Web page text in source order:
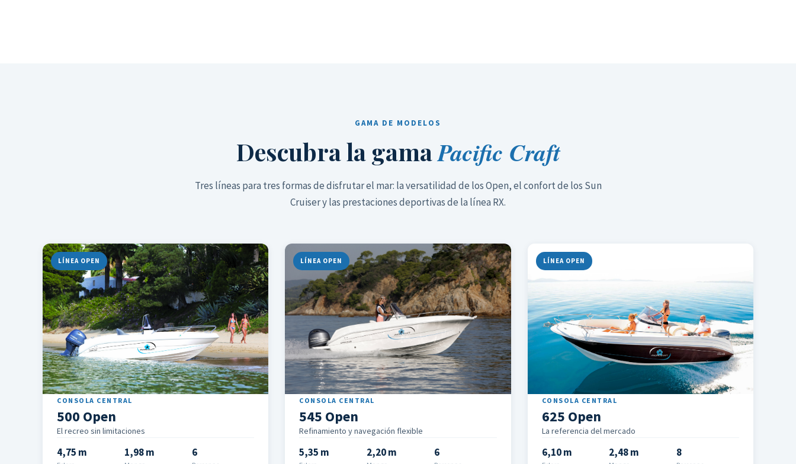
GAMA DE MODELOS
Descubra la gamaPacific Craft
Tres líneas para tres formas de disfrutar el mar: la versatilidad de los Open, el confort de los Sun
Cruiser y las prestaciones deportivas de la línea RX.
LÍNEA OPEN
CONSOLA CENTRAL
500 Open
El recreo sin limitaciones
4,75 m 1,98 m 6
LÍNEA OPEN
CONSOLA CENTRAL
545 Open
Refinamiento y navegación flexible
5,35 m 2,20 m 6
LÍNEA OPEN
CONSOLA CENTRAL
625 Open
La referencia del mercado
6,10 m 2,48 m 8